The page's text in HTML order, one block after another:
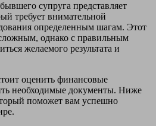
супруга представляет
требует внимательной
определенным шагам. Этот
однако с правильным
желаемого результата и
оценить финансовые
необходимые документы. Ниже
поможет вам успешно